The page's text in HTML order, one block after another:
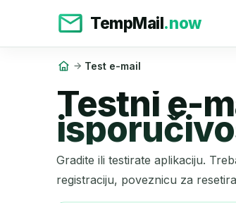
TempMail.now
Test e-mail
Testni e-
Gradite ili testirate aplikaciju.
registraciju, poveznicu za